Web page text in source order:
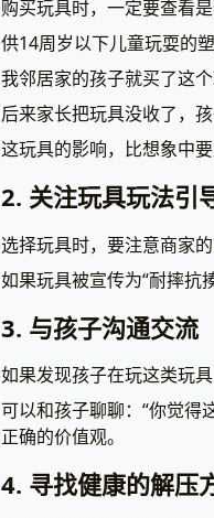
购买玩具时，一定要查看
供14周岁以下儿童玩耍的
我邻居家的孩子就买了这
后来家长把玩具没收了，
这玩具的影响，比想象中要
2. 关注玩具玩法引
选择玩具时，要注意商家的
如果玩具被宣传为“耐摔抗
3. 与孩子沟通交流
如果发现孩子在玩这类玩
可以和孩子聊聊：“你觉得
正确的价值观。
4. 寻找健康的解压